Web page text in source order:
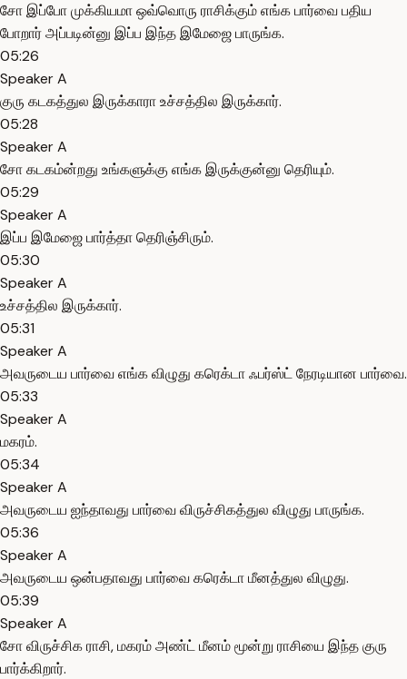
சோ இப்போ முக்கியமா ஒவ்வொரு ராசிக்கும் எங்க பார்வை பதிய
போறார் அப்படின்னு இப்ப இந்த இமேஜை பாருங்க.
05:26
Speaker A
குரு கடகத்துல இருக்காரா உச்சத்தில இருக்கார்.
05:28
Speaker A
சோ கடகம்ன்றது உங்களுக்கு எங்க இருக்குன்னு தெரியும்.
05:29
Speaker A
இப்ப இமேஜை பார்த்தா தெரிஞ்சிரும்.
05:30
Speaker A
உச்சத்தில இருக்கார்.
05:31
Speaker A
அவருடைய பார்வை எங்க விழுது கரெக்டா ஃபர்ஸ்ட் நேரடியான பார்வை.
05:33
Speaker A
மகரம்.
05:34
Speaker A
அவருடைய ஐந்தாவது பார்வை விருச்சிகத்துல விழுது பாருங்க.
05:36
Speaker A
அவருடைய ஒன்பதாவது பார்வை கரெக்டா மீனத்துல விழுது.
05:39
Speaker A
சோ விருச்சிக ராசி, மகரம் அண்ட் மீனம் மூன்று ராசியை இந்த குரு
பார்க்கிறார்.